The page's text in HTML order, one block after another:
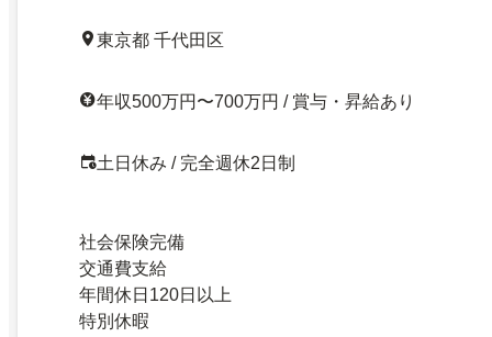
東京都 千代田区
年収500万円〜700万円 / 賞与・昇給あり
土日休み / 完全週休2日制
社会保険完備
交通費支給
年間休日120日以上
特別休暇